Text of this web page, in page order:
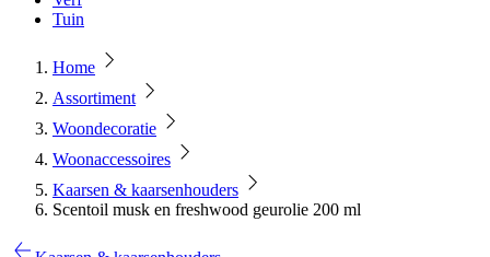
Tuin
Home
Assortiment
Woondecoratie
Woonaccessoires
Kaarsen & kaarsenhouders
Scentoil musk en freshwood geurolie 200 ml